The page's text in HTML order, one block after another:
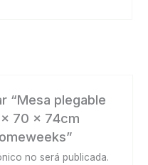
“Mesa plegable
70 x 74cm
no será publicada.